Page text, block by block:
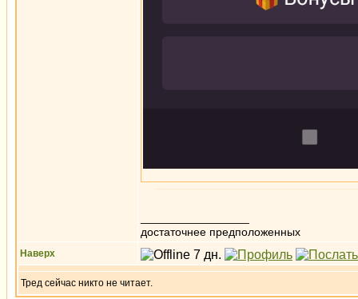
достаточнее предположенных
Наверх
Тред сейчас никто не читает.